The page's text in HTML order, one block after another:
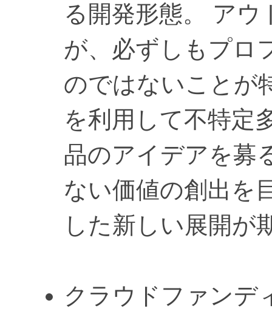
る開発形態。 ア
が、必ずしもプロ
のではないことが
を利用して不特定
品のアイデアを募
ない価値の創出を
した新しい展開が
クラウドファンデ